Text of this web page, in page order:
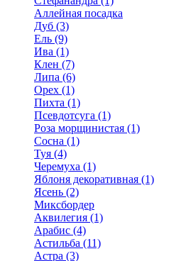
Аллейная посадка
Дуб (3)
Ель (9)
Ива (1)
Клен (7)
Липа (6)
Орех (1)
Пихта (1)
Псевдотсуга (1)
Роза морщинистая (1)
Сосна (1)
Туя (4)
Черемуха (1)
Яблоня декоративная (1)
Ясень (2)
Миксбордер
Аквилегия (1)
Арабис (4)
Астильба (11)
Астра (3)